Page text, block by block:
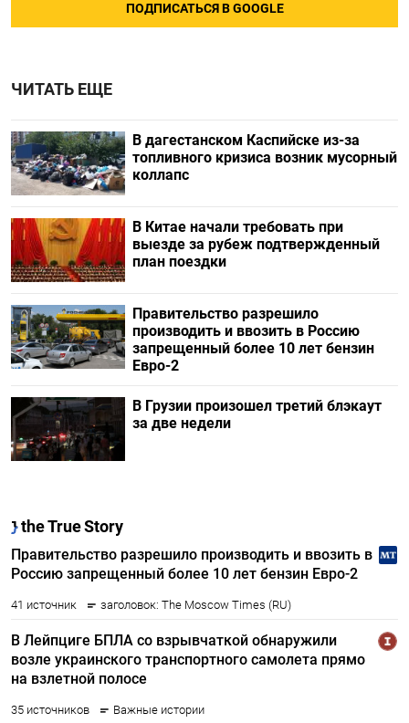
ПОДПИСАТЬСЯ В GOOGLE
ЧИТАТЬ ЕЩЕ
В дагестанском Каспийске из-за
топливного кризиса возник мусорный
коллапс
В Китае начали требовать при
выезде за рубеж подтвержденный
план поездки
Правительство разрешило
производить и ввозить в Россию
запрещенный более 10 лет бензин
Евро-2
В Грузии произошел третий блэкаут
за две недели